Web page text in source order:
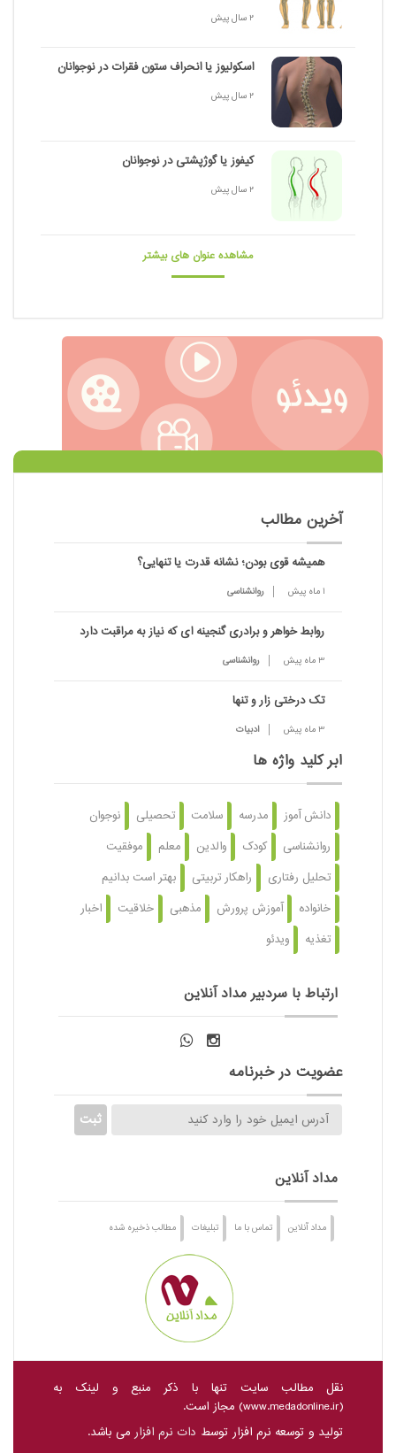
2 سال پیش
اسکولیوز یا انحراف ستون فقرات در نوجوانان
2 سال پیش
کیفوز یا گوژپشتی در نوجوانان
2 سال پیش
مشاهده عنوان های بیشتر
آخرین مطالب
همیشه قوی بودن؛ نشانه قدرت یا تنهایی؟
1 ماه پیش روانشناسی
روابط خواهر و برادری گنجینه ای که نیاز به مراقبت دارد
3 ماه پیش روانشناسی
تک درختی زار و تنها
3 ماه پیش ادبیات
ابر کلید واژه ها
دانش آموز مدرسه سلامت تحصیلی
نوجوان
روانشناسی
کودک والدین معلم
موفقیت
تحلیل رفتاری
راهکار تربیتی
بهتر است بدانیم
خانواده
آموزش پرورش مذهبی خلاقیت
اخبار
تغذیه
ویدئو
ارتباط با سردبیر مداد آنلاین
عضویت در خبرنامه
مداد آنلاین
مداد آنلاین تماس با ما تبلیغات مطالب ذخیره شده
نقل مطالب سایت تنها با ذکر منبع و لینک به
(
www.medadonline.ir) مجاز است.
تولید و توسعه نرم افزار توسط دات نرم افزار می باشد.